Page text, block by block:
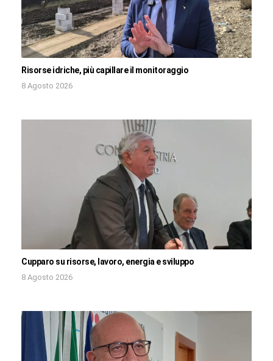
Risorse idriche, più capillare il monitoraggio
8 Agosto 2026
Cupparo su risorse, lavoro, energia e sviluppo
8 Agosto 2026